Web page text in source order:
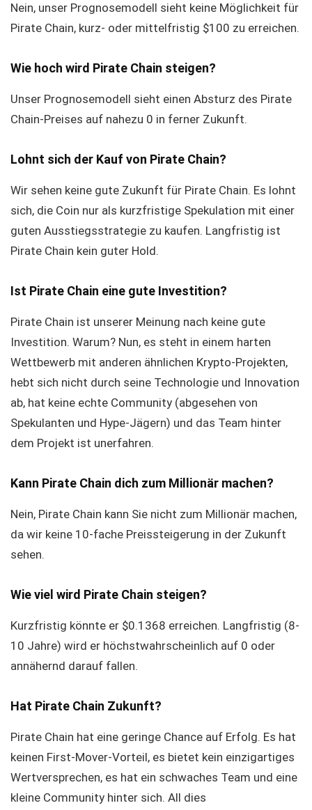
Nein, unser Prognosemodell sieht keine Möglichkeit für
Pirate Chain, kurz- oder mittelfristig $100 zu erreichen.
Wie hoch wird Pirate Chain steigen?
Unser Prognosemodell sieht einen Absturz des Pirate
Chain-Preises auf nahezu 0 in ferner Zukunft.
Lohnt sich der Kauf von Pirate Chain?
Wir sehen keine gute Zukunft für Pirate Chain. Es lohnt
sich, die Coin nur als kurzfristige Spekulation mit einer
guten Ausstiegsstrategie zu kaufen. Langfristig ist
Pirate Chain kein guter Hold.
Ist Pirate Chain eine gute Investition?
Pirate Chain ist unserer Meinung nach keine gute
Investition. Warum? Nun, es steht in einem harten
Wettbewerb mit anderen ähnlichen Krypto-Projekten,
hebt sich nicht durch seine Technologie und Innovation
ab, hat keine echte Community (abgesehen von
Spekulanten und Hype-Jägern) und das Team hinter
dem Projekt ist unerfahren.
Kann Pirate Chain dich zum Millionär machen?
Nein, Pirate Chain kann Sie nicht zum Millionär machen,
da wir keine 10-fache Preissteigerung in der Zukunft
sehen.
Wie viel wird Pirate Chain steigen?
Kurzfristig könnte er $0.1368 erreichen. Langfristig (8-
10 Jahre) wird er höchstwahrscheinlich auf 0 oder
annähernd darauf fallen.
Hat Pirate Chain Zukunft?
Pirate Chain hat eine geringe Chance auf Erfolg. Es hat
keinen First-Mover-Vorteil, es bietet kein einzigartiges
Wertversprechen, es hat ein schwaches Team und eine
kleine Community hinter sich. All dies